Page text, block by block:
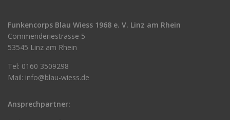
Funkencorps Blau Wiess 1968 e. V. Linz am Rhein
Commenderiestrasse 5
53545 Linz am Rhein
Tel: 0160 3509298
Mail: info@blau-wiess.de
Ansprechpartner: